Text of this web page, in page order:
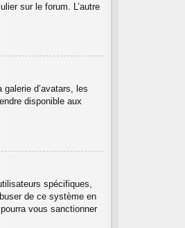
sur le forum. L’autre
d’avatars, les
disponible aux
spécifiques,
de ce système en
vous sanctionner